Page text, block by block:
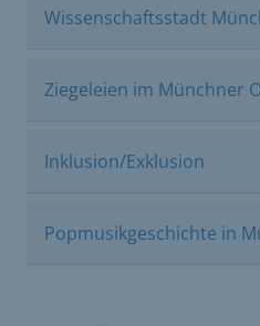
Wissenschaftsstadt
Ziegeleien im Münchner
Inklusion/Exklusion
Popmusikgeschichte in